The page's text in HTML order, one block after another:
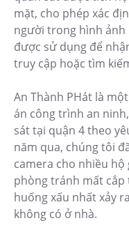
mặt, cho phép xác
người trong hình ảnh
được sử dụng để
truy cập hoặc tìm
An Thành PHát là
án công trình an
sát tại quận 4 theo
năm qua, chúng tôi
camera cho nhiều
phòng tránh mất cắp
huống xấu nhất xảy
không có ở nhà.